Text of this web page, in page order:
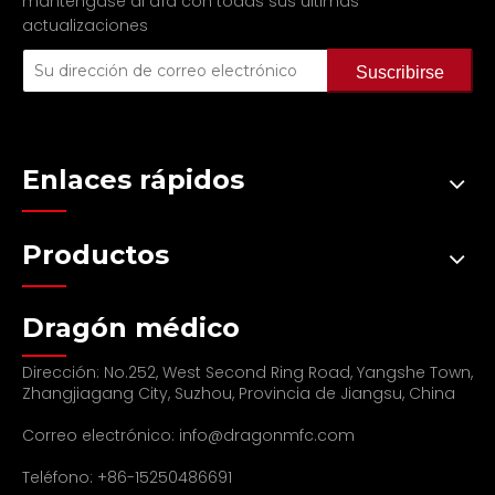
Ventajas de la plataforma eléctrica
para las escaleras
actualizaciones
Suscribirse
Enlaces rápidos
Productos
Dragón médico
Dirección: No.252, West Second Ring Road, Yangshe Town,
Zhangjiagang City, Suzhou, Provincia de Jiangsu, China
Correo electrónico: info@dragonmfc.com
Teléfono: +86-15250486691